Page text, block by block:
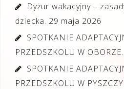
Dyżur wakacyjny –
dziecka. 29 maja 2026
SPOTKANIE
PRZEDSZKOLU W OBORZE.
SPOTKANIE
PRZEDSZKOLU W